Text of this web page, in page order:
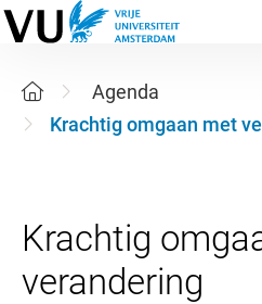
Agenda
Krachtig omgaan met
Krachtig